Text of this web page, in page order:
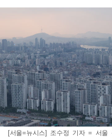
[서울=뉴시스] 조수정 기자 = 서